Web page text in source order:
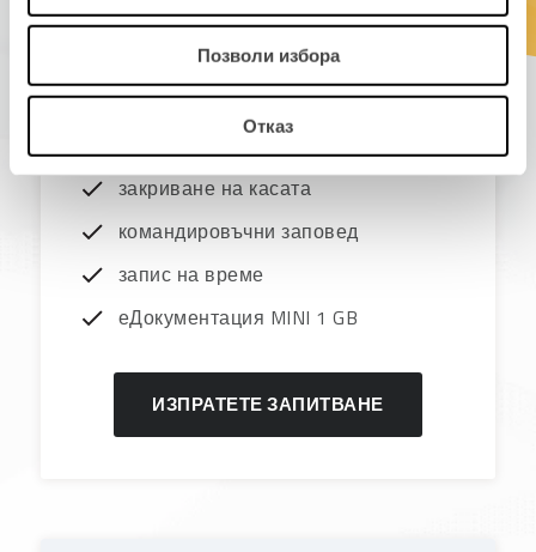
Позволи избора
Отказ
наличности
сканиране и проверка на
закриване на касата
командировъчни заповед
запис на време
еДокументация MINI 1 GB
ИЗПРАТЕТЕ ЗАПИТВАНЕ